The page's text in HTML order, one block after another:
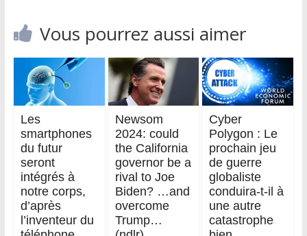
Vous pourrez aussi aimer
Les
smartphones
du futur
seront
intégrés à
notre corps,
d’après
l’inventeur du
Newsom
2024: could
the California
governor be a
rival to Joe
Biden? …and
overcome
Trump…
Cyber
Polygon : Le
prochain jeu
de guerre
globaliste
conduira-t-il à
une autre
catastrophe